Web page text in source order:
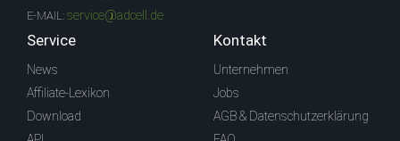
E-MAIL: service@adcell.de
Service
News
Affiliate-Lexikon
Download
Kontakt
Unternehmen
Jobs
AGB & Datenschutzerklärung